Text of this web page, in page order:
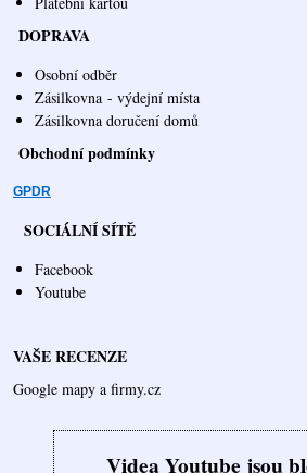
DOPRAVA
Osobní odběr
Zásilkovna - výdejní místa
Zásilkovna doručení
Obchodní podmínky
GPDR
SOCIÁLNÍ SÍTĚ
Facebook
Youtube
VAŠE RECENZE
Google mapy a firmy.cz
Videa Youtube jsou